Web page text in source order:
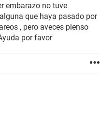
embarazo no tuve
que haya pasado por
, pero aveces pienso
por favor